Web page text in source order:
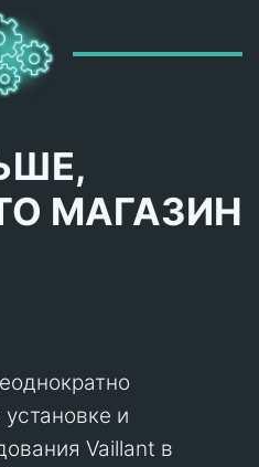
МАГАЗИН
и
Vaillant в